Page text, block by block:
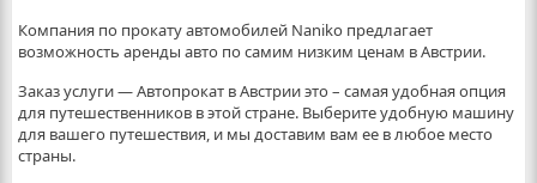
Компания по прокату автомобилей Naniko предлагает
возможность аренды авто по самим низким ценам в Австрии.
Заказ услуги — Автопрокат в Австрии это – самая удобная опция
для путешественников в этой стране. Выберите удобную машину
для вашего путешествия, и мы доставим вам ее в любое место
страны.